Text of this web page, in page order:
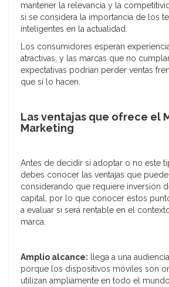
mantener la relevancia y la
si se considera la importancia de los
inteligentes en la actualidad.
Los consumidores esperan
atractivas, y las marcas que no
expectativas podrían perder ventas
que sí lo hacen.
Las ventajas que ofrece el
Marketing
Antes de decidir si adoptar o no este
debes conocer las ventajas que
considerando que requiere inversión
capital, por lo que conocer estos
a evaluar si será rentable en el
marca.
Amplio alcance: llega a una
porque los dispositivos móviles son
utilizan ampliamente en todo el